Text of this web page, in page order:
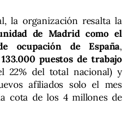
la organización resalta la
de Madrid como el
ocupación de España,
133.000 puestos de trabajo
22% del total nacional) y
afiliados solo el mes
cota de los 4 millones de